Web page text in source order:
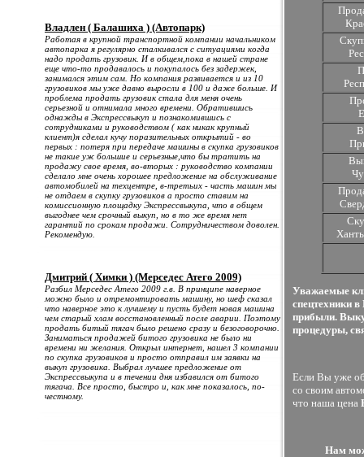
Владлен ( Балашиха ) (Автопарк)
Работая в крупной транспортной компании начальником
автопарка я регулярно сталкивался с ситуациями когда
надо продать грузовик. И в общем,пока в нашей стране
еще что-то продавалось и покупалось без задержек,
занимался этим сам. Но компания развивается и из 10
грузовиков мы уже давно выросли в 100 и даже больше. И
проблема продать грузовик стала для меня очень
серьезной и отнимала много времени. Обратившись
однажды в Экспрессвыкуп и познакомившись с
сотрудниками и руководством ( как никак крупный
клиент)я сделал кучу поразительных открытий - во
первых : потеря при передаче машины в скупка грузовиков
не такие уж большие и серьезные,что бы тратить на
продажу свое время, во-вторых : руководство компании
сделало мне очень хорошее предложение на обслуживание
автомобилей на техцентре, в-третьих - часть машин мы
не отдаем в скупку грузовиков а просто ставим на
комиссионную площадку Экспрессвыкупа, что в общем
выгоднее чем срочный выкуп, но в то же время нет
гарантий по срокам продажи. Сотрудничеством доволен.
Рекомендую.
Дмитрий ( Химки ) (Мерседес Атего 2009)
Разбил Мерседес Атего 2009 г.в. В принципе наверное
можно было и отремонтировать машину, но шеф сказал
что наверное это к лучшему и пусть будет новая машина
чем старый хлам восстановленный после аварии. Поэтому
продать битый тягач было решено сразу и безоговорочно.
Заниматься продажей битого грузовика не было ни
времени ни желания. Открыл интернет, нашел 3 компании
по скупка грузовиков и просто отправил им заявки на
выкуп грузовика. Выбрал лучшее предложение от
Экспрессвыкупа и в течении дня избавился от битого
тягача. Все просто, быстро и, как мне показалось, по-
честному.
Уважаемые
спецтехники
прибыли.
процедуры,
Если Вы уже
со своим
что наша цена
Нам